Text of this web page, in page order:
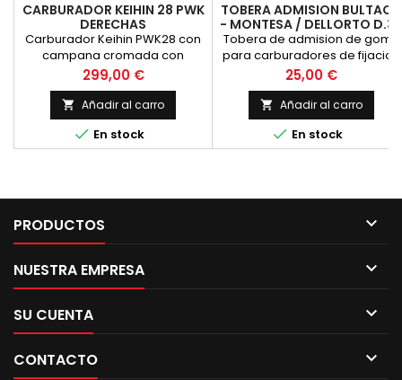
CARBURADOR KEIHIN 28 PWK
DERECHAS
Carburador Keihin PWK28 con
campana cromada con
tornillo de ralenti en el lado
derecho.
Precio
299,00 €
 Añadir al carro
 En stock
TOBERA ADMISION BULTACO
- MONTESA / DELLORTO D.35
MM
Tobera de admision de goma
para carburadores de fijacion
con pletina, usada para
adaptar carburadores
Dellorto. Con boca de 35 mm
de diametro. Distancia entre
centros de agujeros de 51 mm
(medida amal)
Precio
25,00 €
 Añadir al carro
 En stock
PRODUCTOS 
NUESTRA EMPRESA 
SU CUENTA 
CONTACTO 